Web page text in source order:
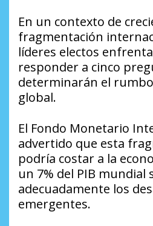
En un contexto de
fragmentación
líderes electos
responder a cinco
determinarán el
global.
El Fondo Monetario
advertido que esta
podría costar a la
un 7% del PIB mundial
adecuadamente los
emergentes.